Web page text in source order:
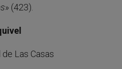
» (423).
Las Casas